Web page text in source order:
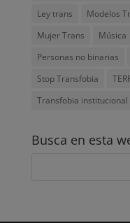
Ley trans
Modelos
Mujer Trans
Música
Personas no binarias
Stop Transfobia
Transfobia institucional
Busca en esta